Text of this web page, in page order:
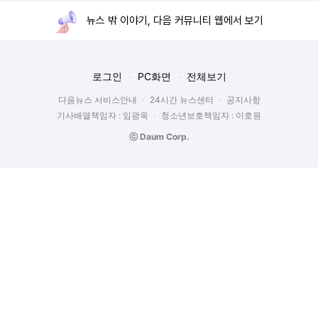
뉴스 밖 이야기, 다음 커뮤니티 웹에서 보기
로그인 PC화면 전체보기
다음뉴스 서비스안내 24시간 뉴스센터
공지사항
기사배열책임자 : 임광욱
청소년보호책임자 : 이호원
ⓒ Daum Corp.